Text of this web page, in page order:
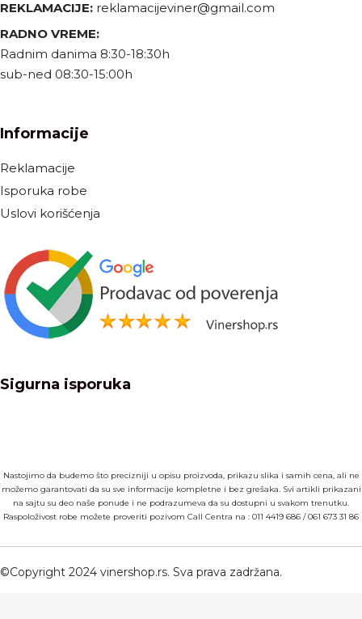
REKLAMACIJE: reklamacijeviner@gmail.com
RADNO VREME:
Radnim danima 8:30-18:30h
sub-ned 08:30-15:00h
Informacije
Reklamacije
Isporuka robe
Uslovi korišćenja
Sigurna isporuka
Nastojimo da budemo što precizniji u opisu proizvoda, prikazu slika i samih cena, ali ne
možemo garantovati da su sve informacije kompletne i bez grešaka. Svi artikli prikazani
na sajtu su deo naše ponude i ne podrazumeva da su dostupni u svakom trenutku.
Raspoloživost robe možete proveriti pozivom Call Centra na : 011 4419 686 /061 673 31 86
©Copyright 2024 vinershop.rs. Sva prava zadržana.